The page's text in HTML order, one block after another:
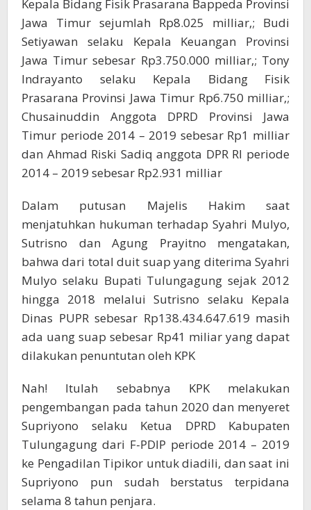
Kepala Bidang Fisik Prasarana Bappeda Provinsi
Jawa Timur sejumlah Rp8.025 milliar,; Budi
Setiyawan selaku Kepala Keuangan Provinsi
Jawa Timur sebesar Rp3.750.000 milliar,; Tony
Indrayanto selaku Kepala Bidang Fisik
Prasarana Provinsi Jawa Timur Rp6.750 milliar,;
Chusainuddin Anggota DPRD Provinsi Jawa
Timur periode 2014 – 2019 sebesar Rp1 milliar
dan Ahmad Riski Sadiq anggota DPR RI periode
2014 – 2019 sebesar Rp2.931 milliar
Dalam putusan Majelis Hakim saat
menjatuhkan hukuman terhadap Syahri Mulyo,
Sutrisno dan Agung Prayitno mengatakan,
bahwa dari total duit suap yang diterima Syahri
Mulyo selaku Bupati Tulungagung sejak 2012
hingga 2018 melalui Sutrisno selaku Kepala
Dinas PUPR sebesar Rp138.434.647.619 masih
ada uang suap sebesar Rp41 miliar yang dapat
dilakukan penuntutan oleh KPK
Nah! Itulah sebabnya KPK melakukan
pengembangan pada tahun 2020 dan menyeret
Supriyono selaku Ketua DPRD Kabupaten
Tulungagung dari F-PDIP periode 2014 – 2019
ke Pengadilan Tipikor untuk diadili, dan saat ini
Supriyono pun sudah berstatus terpidana
selama 8 tahun penjara.